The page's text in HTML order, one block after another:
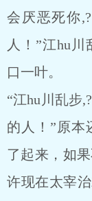
会厌恶死你
人！”江hu
口一叶。
“江hu川乱步
的人！”原本
了起来，如
许现在太宰